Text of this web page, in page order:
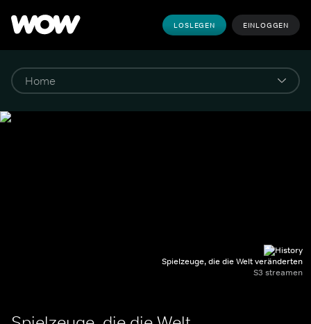
LOSLEGEN EINLOGGEN
Spielzeuge, die die Welt veränderten
S3 streamen